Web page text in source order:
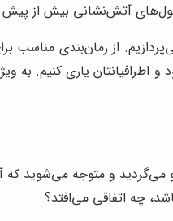
آتش‌نشانی بیش از
از زمان‌بندی مناسب
یاری کنیم. به
و متوجه می‌شوید
چه اتفاقی می‌افتد؟